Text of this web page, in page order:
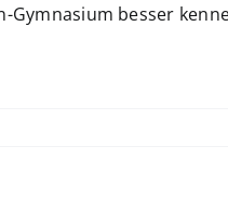
Gymnasium besser